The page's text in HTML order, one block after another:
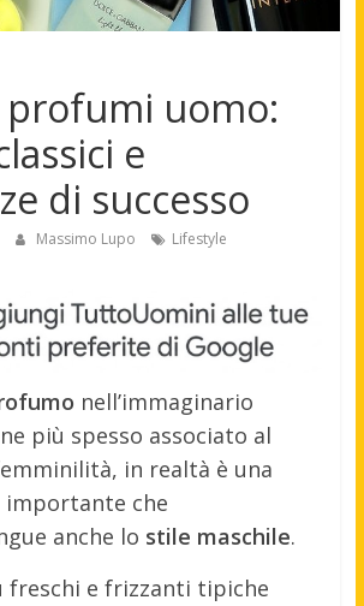
uomo:
e
di successo
Massimo Lupo Lifestyle
nell’immaginario
più spesso associato al
in realtà è una
che
anche lo stile maschile.
freschi e frizzanti tipiche